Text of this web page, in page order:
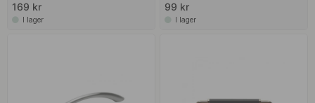
169 kr
I lager
99 kr
I lager